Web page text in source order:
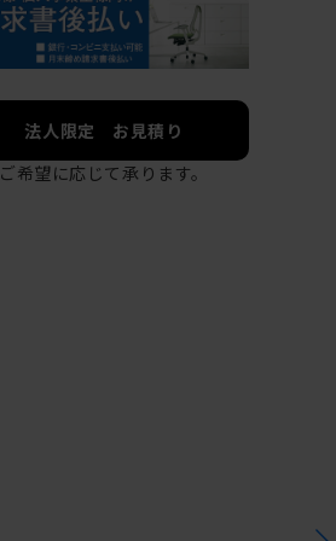
法人限定 お見積り
ご希望に応じて承ります。